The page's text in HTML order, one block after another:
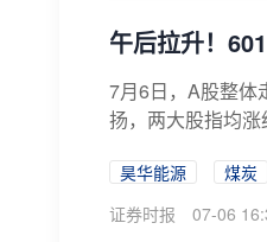
午后拉升！
7月6日，A股整体
扬，两大股指均
昊华能源 煤炭
证券时报
07-06